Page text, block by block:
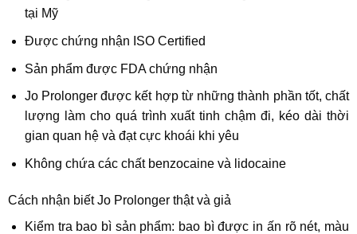
tại Mỹ
Được chứng nhận ISO Certified
Sản phẩm được FDA chứng nhận
Jo Prolonger được kết hợp từ những thành phần tốt, chất
lượng làm cho quá trình xuất tinh chậm đi, kéo dài thời
gian quan hệ và đạt cực khoái khi yêu
Không chứa các chất benzocaine và lidocaine
Cách nhận biết Jo Prolonger thật và giả
Kiểm tra bao bì sản phẩm: bao bì được in ấn rõ nét, màu